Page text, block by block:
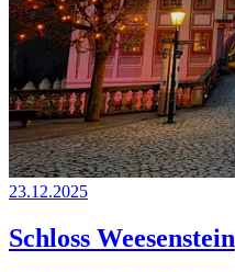
23.12.2025
Schloss Weesenstein